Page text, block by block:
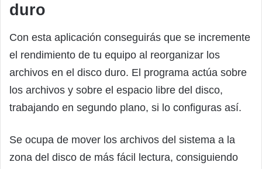
duro
Con esta aplicación conseguirás que se incremente
el rendimiento de tu equipo al reorganizar los
archivos en el disco duro. El programa actúa sobre
los archivos y sobre el espacio libre del disco,
trabajando en segundo plano, si lo configuras así.
Se ocupa de mover los archivos del sistema a la
zona del disco de más fácil lectura, consiguiendo